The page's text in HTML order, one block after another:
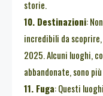
storie.
10. Destinazioni:
incredibili da
2025. Alcuni luoghi,
abbandonate, sono
11. Fuga: Questi